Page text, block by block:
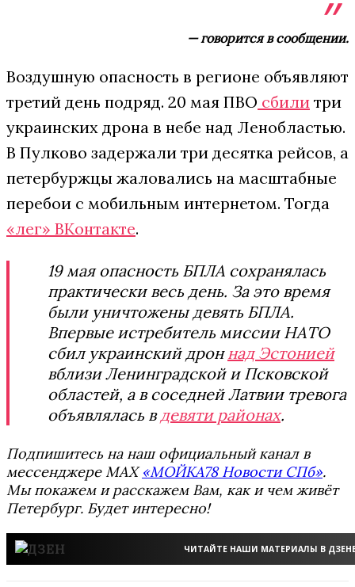
— говорится в сообщении.
Воздушную опасность в регионе объявляют
третий день подряд. 20 мая ПВО сбили три
украинских дрона в небе над Ленобластью.
В Пулково задержали три десятка рейсов, а
петербуржцы жаловались на масштабные
перебои с мобильным интернетом. Тогда
«лег» ВКонтакте.
19 мая опасность БПЛА сохранялась
практически весь день. За это время
были уничтожены девять БПЛА.
Впервые истребитель миссии НАТО
сбил украинский дроннад Эстонией
вблизи Ленинградской и Псковской
областей, а в соседней Латвии тревога
объявлялась вдевяти районах.
Подпишитесь на наш официальный канал в
мессенджере MAX«МОЙКА78 Новости СПб».
Мы покажем и расскажем Вам, как и чем живёт
Петербург. Будет интересно!
ЧИТАЙТЕ НАШИ МАТЕРИАЛЫ В